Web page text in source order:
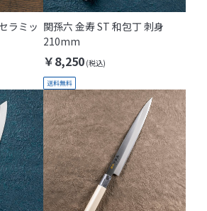
ラミッ 関孫六 金寿 ST 和包丁 刺身
210mm
￥8,250